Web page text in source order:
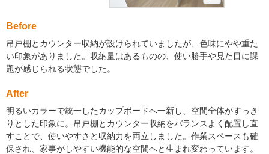
Before
吊戸棚とカウンター収納が設けられていましたが、色味にやや重た
い印象がありました。収納量はあるものの、使い勝手や見た目に課
題が感じられる状態でした。
After
明るいカラーで統一したカップボードへ一新し、空間全体がすっき
りとした印象に。吊戸棚とカウンター収納をバランスよく配置し直
すことで、使いやすさと収納力を両立しました。作業スペースも確
保され、家事がしやすい機能的な空間へと生まれ変わっています。